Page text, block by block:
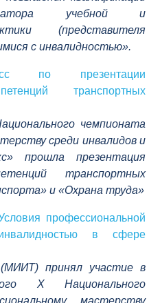
учебной и
(представителя
с инвалидностью».
по презентации
транспортных
чемпионата
среди инвалидов и
прошла презентация
транспортных
и «Охрана труда»
профессиональной
в сфере
принял участие в
Х Национального
мастерству